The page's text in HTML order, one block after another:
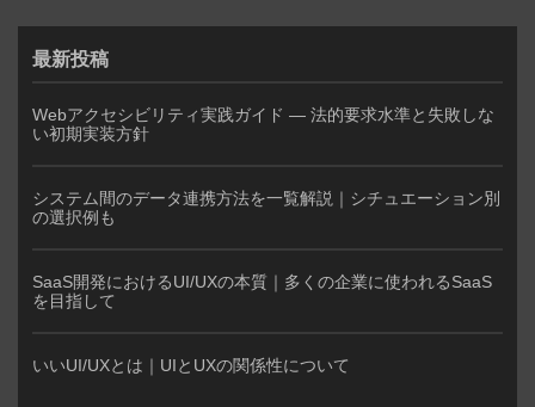
最新投稿
Webアクセシビリティ実践ガイド — 法的要求水準と失敗しな
い初期実装方針
システム間のデータ連携方法を一覧解説｜シチュエーション別
の選択例も
SaaS開発におけるUI/UXの本質｜多くの企業に使われるSaaS
を目指して
いいUI/UXとは｜UIとUXの関係性について